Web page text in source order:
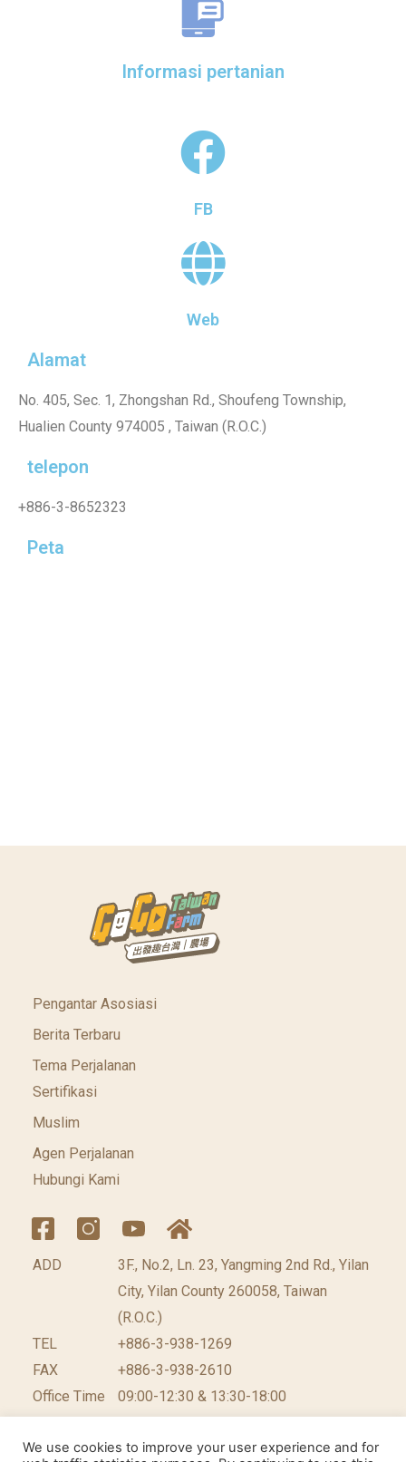
Informasi pertanian
telepon
+886-3-8652323
Alamat
No. 405, Sec. 1, Zhongshan Rd., Shoufeng Township,
Hualien County 974005 , Taiwan (R.O.C.)
Web
FB
Peta
Pengantar Asosiasi
Berita Terbaru
Tema Perjalanan
Sertifikasi
Muslim
Agen Perjalanan
Hubungi Kami
ADD
3F., No.2, Ln. 23, Yangming 2nd Rd., Yilan
City, Yilan County 260058, Taiwan
(R.O.C.)
TEL
+886-3-938-1269
FAX
+886-3-938-2610
Office Time
09:00-12:30 & 13:30-18:00
We use cookies to improve your user experience and for